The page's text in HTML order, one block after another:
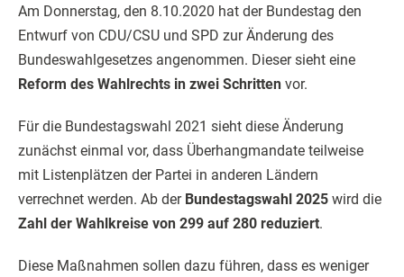
Am Donnerstag, den 8.10.2020 hat der Bundestag den
Entwurf von CDU/CSU und SPD zur Änderung des
Bundeswahlgesetzes angenommen. Dieser sieht eine
Reform des Wahlrechts in zwei Schritten vor.
Für die Bundestagswahl 2021 sieht diese Änderung
zunächst einmal vor, dass Überhangmandate teilweise
mit Listenplätzen der Partei in anderen Ländern
verrechnet werden. Ab der Bundestagswahl 2025 wird die
Zahl der Wahlkreise von 299 auf 280 reduziert.
Diese Maßnahmen sollen dazu führen, dass es weniger